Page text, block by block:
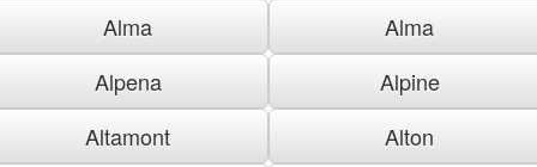
Alma
Alma
Alpena
Alpine
Altamont
Alton